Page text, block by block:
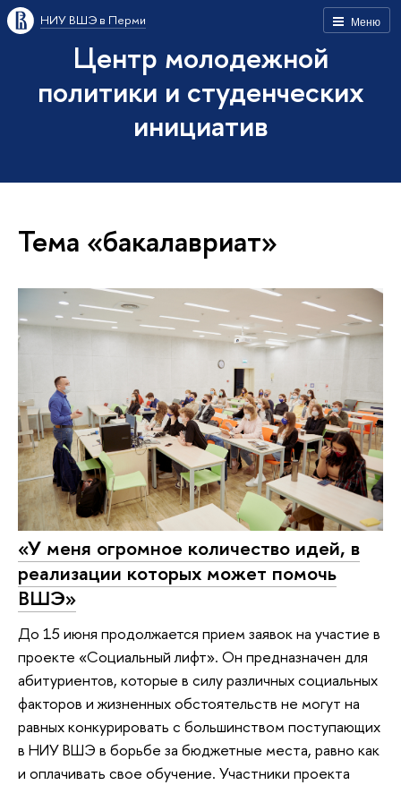
Меню
НИУ ВШЭ в Перми
Центр молодежной
политики и студенческих
инициатив
Тема «бакалавриат»
«У меня огромное количество идей, в
реализации которых может помочь
ВШЭ»
До 15 июня продолжается прием заявок на участие в
проекте «Социальный лифт». Он предназначен для
абитуриентов, которые в силу различных социальных
факторов и жизненных обстоятельств не могут на
равных конкурировать с большинством поступающих
в НИУ ВШЭ в борьбе за бюджетные места, равно как
и оплачивать свое обучение. Участники проекта